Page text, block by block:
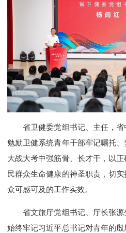
省卫健委党组书记、主任，省
勉励卫健系统青年干部牢记嘱托
大战大考中强筋骨、长才干，以
民群众生命健康的神圣职责，切
众可感可及的工作实效。
省文旅厅党组书记、厅长张源
始终牢记习近平总书记对青年的殷